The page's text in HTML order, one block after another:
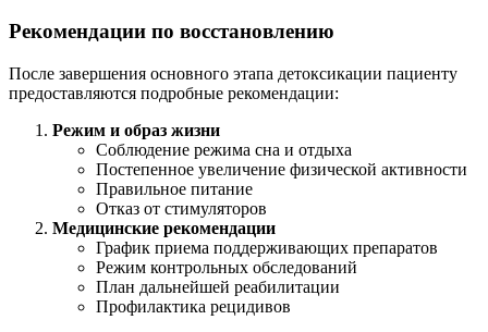
Рекомендации по восстановлению
После завершения основного этапа детоксикации пациенту
предоставляются подробные рекомендации:
Режим и образ жизни
Соблюдение режима сна и отдыха
Постепенное увеличение физической активности
Правильное питание
Отказ от стимуляторов
Медицинские рекомендации
График приема поддерживающих препаратов
Режим контрольных обследований
План дальнейшей реабилитации
Профилактика рецидивов